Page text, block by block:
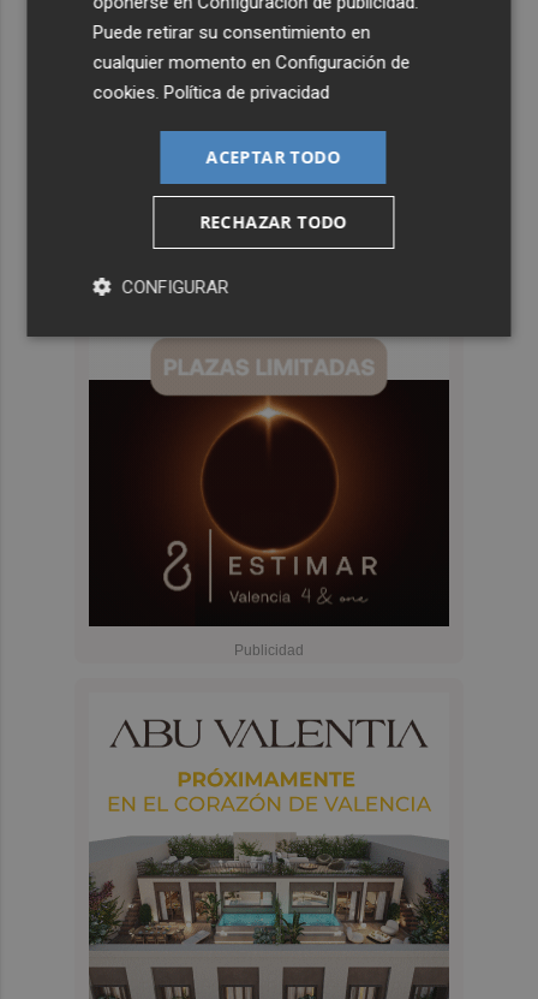
Puede retirar su consentimiento en
cualquier momento enConfiguración de
cookies.Política de privacidad
ACEPTAR TODO
RECHAZAR TODO
CONFIGURAR